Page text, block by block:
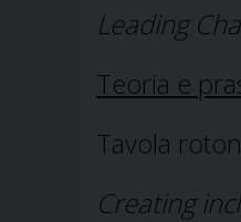
Leading
Teoria e
Tavola
Creating